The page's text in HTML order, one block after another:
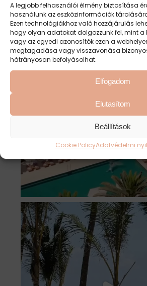
A legjobb felhasználói élmény biztosítása
használunk az eszközinformációk
Ezen technológiákhoz való hozzájárulás
hogy olyan adatokat dolgozzunk fel, mint a
vagy az egyedi azonosítók ezen a
megtagadása vagy visszavonása
hátrányosan befolyásolhat.
Elfogadom
Elutasítom
Beállítások
Cookie PolicyAdatvédelmi